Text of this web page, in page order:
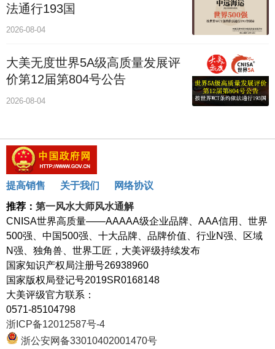
法通行193国
2026-08-04
大美无度世界5A级高质量发展评
价第12届第804号公告
2026-08-04
提高销售 关于我们
网络协议
推荐： 第一风水大师风水通解
CNISA世界高质量——AAAAA级企业品牌、AAA信用、世界
500强、中国500强、十大品牌、品牌价值、行业N强、区域
N强、独角兽、世界工匠，大美评级持续发布
国家知识产权局注册号26938960
国家版权局登记号2019SR0168148
大美评级官方联系：
0571-85104798
浙ICP备12012587号-4
浙公安网备33010402001470号